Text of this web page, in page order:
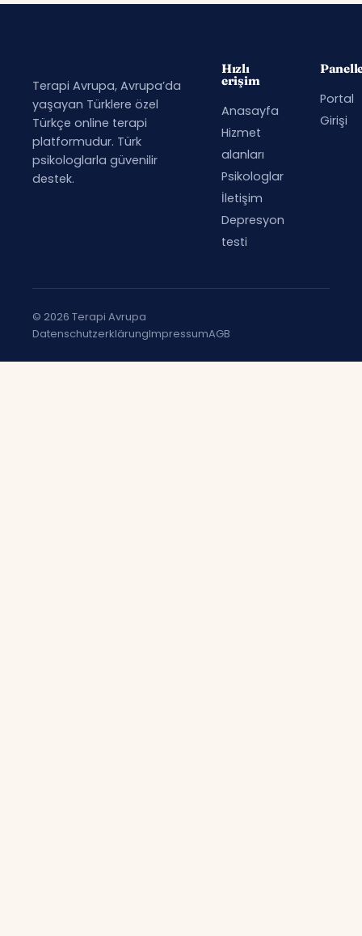
Terapi Avrupa, Avrupa’da
yaşayan Türklere özel
Türkçe online terapi
platformudur. Türk
psikologlarla güvenilir
destek.
Hızlı
erişim
Anasayfa
Hizmet
alanları
Psikologlar
İletişim
Depresyon
testi
Portal
Girişi
© 2026 Terapi Avrupa
DatenschutzerklärungImpressumAGB